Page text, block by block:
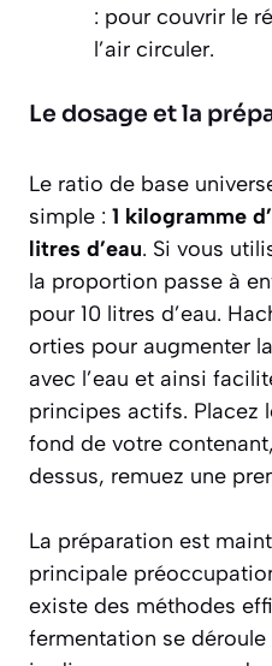
: pour couvrir le
l’air circuler.
Le dosage et la
Le ratio de base
simple : 1 kilogramme
litres d’eau. Si vous
la proportion passe à
pour 10 litres d’eau.
orties pour augmenter
avec l’eau et ainsi
principes actifs. Placez
fond de votre
dessus, remuez une
La préparation est
principale
existe des méthodes
fermentation se